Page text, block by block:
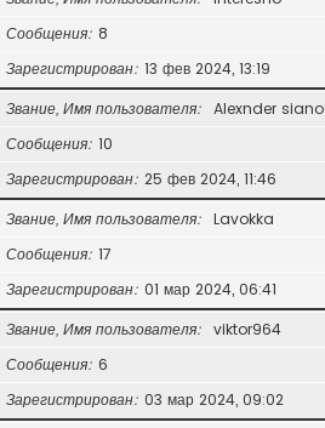
Сообщения 8
Зарегистрирован 13 фев 2024, 13:19
Звание, Имя пользователя
Alexnder siano
Сообщения 10
Зарегистрирован 25 фев 2024, 11:46
Звание, Имя пользователя
Lavokka
Сообщения 17
Зарегистрирован 01 мар 2024, 06:41
Звание, Имя пользователя
viktor964
Сообщения 6
Зарегистрирован 03 мар 2024, 09:02